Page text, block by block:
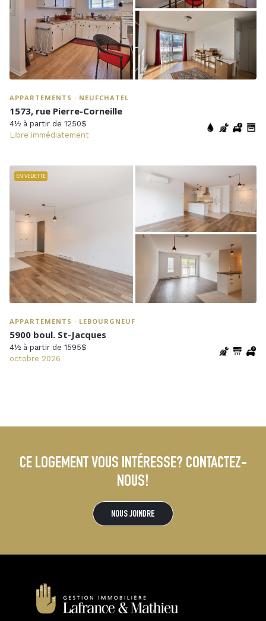
APPARTEMENTS · NEUFCHATEL
1573, rue Pierre-Corneille
4½ à partir de 1250$
Libre immédiatement
EN VEDETTE
APPARTEMENTS · LEBOURGNEUF
5900 boul. St-Jacques
4½ à partir de 1595$
octobre 2026
CE LOGEMENT VOUS INTÉRESSE? CONTACTEZ-
NOUS!
NOUS JOINDRE